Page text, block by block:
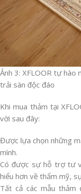
Ảnh 3: XFLOOR tự
trải sàn độc đáo
Khi mua thảm tại
vời sau đây:
Được lựa chọn những
mình.
Có được sự hỗ trợ tư
hiểu hơn về thẩm mỹ,
Tất cả các mẫu thảm